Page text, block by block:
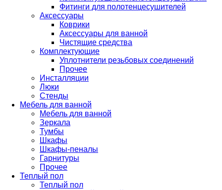
Фитинги для полотенцесушителей
Аксессуары
Коврики
Аксессуары для ванной
Чистящие средства
Комплектующие
Уплотнители резьбовых соединений
Прочее
Инсталляции
Люки
Стенды
Мебель для ванной
Мебель для ванной
Зеркала
Тумбы
Шкафы
Шкафы-пеналы
Гарнитуры
Прочее
Теплый пол
Теплый пол